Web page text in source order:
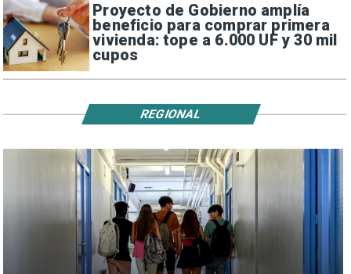
Proyecto de Gobierno amplía
beneficio para comprar primera
vivienda: tope a 6.000 UF y 30 mil
cupos
REGIONAL